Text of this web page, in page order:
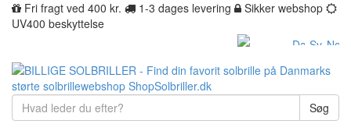
Fri fragt ved 400 kr. 1-3 dages levering
Sikker webshop
UV400 beskyttelse
Søg